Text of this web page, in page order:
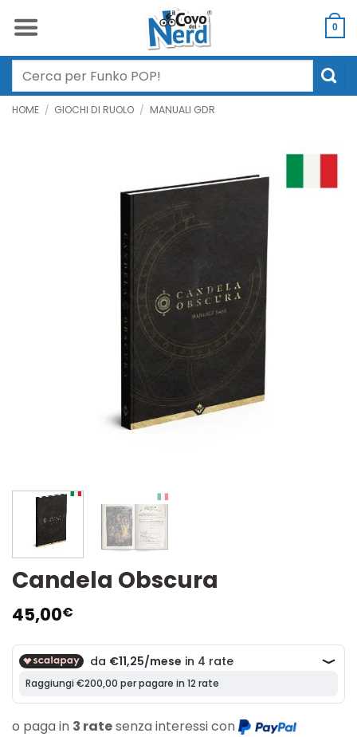
0
Cerca:
HOME / GIOCHI DI RUOLO / MANUALI GDR
Candela Obscura
45,00€
o paga in 3 ratesenza interessi con